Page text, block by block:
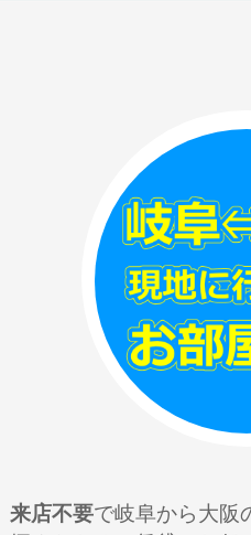
来店不要で岐阜から大阪